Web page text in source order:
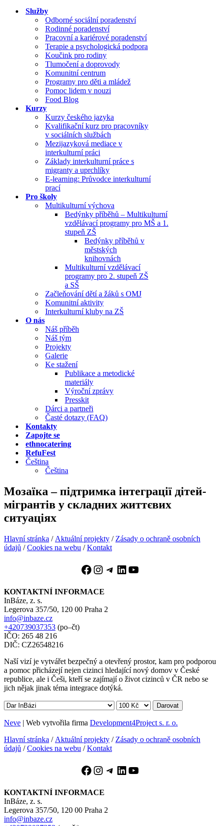
Služby
Odborné sociální poradenství
Rodinné poradenství
Pracovní a kariérové poradenství
Terapie a psychologická podpora
Koučink pro rodiny
Tlumočení a doprovody
Komunitní centrum
Programy pro děti a mládež
Pomoc lidem v nouzi
Food Blog
Kurzy
Kurzy českého jazyka
Kvalifikační kurz pro pracovníky
v sociálních službách
Mezijazyková mediace v
interkulturní práci
Základy interkulturní práce s
migranty a uprchlíky
E-learning: Průvodce interkulturní
prací
Pro školy
Multikulturní výchova
Bedýnky příběhů – Multikulturní
vzdělávací programy pro MŠ a 1.
stupeň ZŠ
Bedýnky příběhů v
městských
knihovnách
Multikulturní vzdělávací
programy pro 2. stupeň ZŠ
a SŠ
Začleňování dětí a žáků s OMJ
Komunitní aktivity
Interkulturní kluby na ZŠ
O nás
Náš příběh
Náš tým
Projekty
Galerie
Ke stažení
Publikace a metodické
materiály
Výroční zprávy
Presskit
Dárci a partneři
Časté dotazy (FAQ)
Kontakty
Zapojte se
ethnocatering
RefuFest
Čeština
Čeština
Мозаїка – підтримка інтеграції дітей-
мігрантів у складних життєвих
ситуаціях
Hlavní stránka / Aktuální projekty / Zásady o ochraně osobních
údajů /Cookies na webu /Kontakt
Facebook
Instagram
Telegram
LinkedIn
YouTube
KONTAKTNÍ INFORMACE
InBáze, z. s.
Legerova 357/50, 120 00 Praha 2
info@inbaze.cz
+420739037353 (po–čt)
IČO: 265 48 216
DIČ: CZ26548216
Naší vizí je vytvářet bezpečný a otevřený prostor, kam pro podporou
a pomoc přicházejí nejen cizinci hledající nový domov v České
republice, ale i Češi, kteří se zajímají o život cizinců v ČR nebo se
jich nějak jinak téma integrace dotýká.
Darovat
Neve | Web vytvořila firma Development4Project s. r. o.
Hlavní stránka / Aktuální projekty / Zásady o ochraně osobních
údajů /Cookies na webu /Kontakt
Facebook
Instagram
Telegram
LinkedIn
YouTube
KONTAKTNÍ INFORMACE
InBáze, z. s.
Legerova 357/50, 120 00 Praha 2
info@inbaze.cz